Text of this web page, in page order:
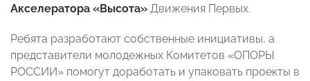
Акселератора «Высота» Движения Первых.
Ребята разработают собственные инициативы, а
представители молодежных Комитетов «ОПОРЫ
РОССИИ» помогут доработать и упаковать проекты в